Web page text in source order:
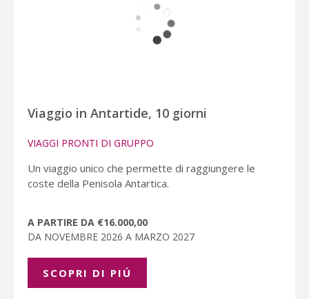
Viaggio in Antartide, 10 giorni
VIAGGI PRONTI DI GRUPPO
Un viaggio unico che permette di raggiungere le
coste della Penisola Antartica.
A PARTIRE DA €16.000,00
DA NOVEMBRE 2026 A MARZO 2027
SCOPRI DI PIÚ